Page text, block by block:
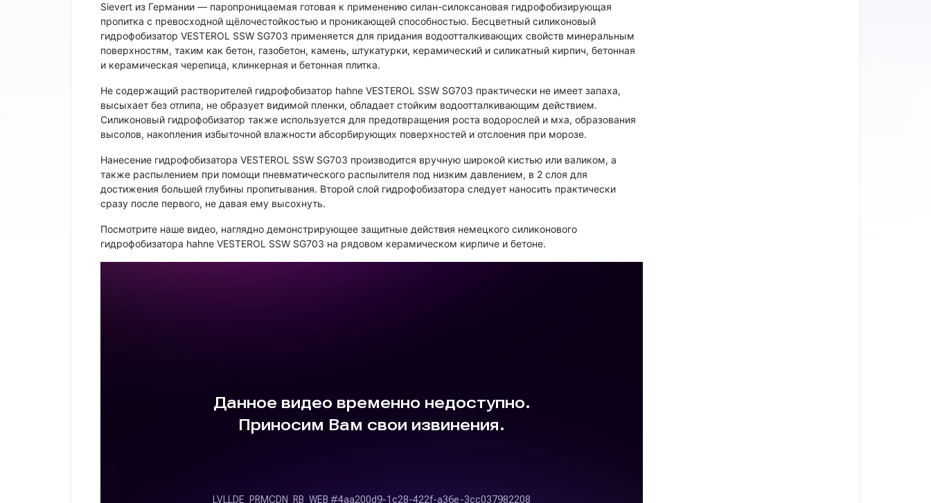
Sievert из Германии — паропроницаемая готовая к применению силан-силоксановая гидрофобизирующая
пропитка с превосходной щёлочестойкостью и проникающей способностью. Бесцветный силиконовый
гидрофобизатор VESTEROL SSW SG703 применяется для придания водоотталкивающих свойств минеральным
поверхностям, таким как бетон, газобетон, камень, штукатурки, керамический и силикатный кирпич, бетонная
и керамическая черепица, клинкерная и бетонная плитка.
Не содержащий растворителей гидрофобизатор hahne VESTEROL SSW SG703 практически не имеет запаха,
высыхает без отлипа, не образует видимой пленки, обладает стойким водоотталкивающим действием.
Силиконовый гидрофобизатор также используется для предотвращения роста водорослей и мха, образования
высолов, накопления избыточной влажности абсорбирующих поверхностей и отслоения при морозе.
Нанесение гидрофобизатора VESTEROL SSW SG703 производится вручную широкой кистью или валиком, а
также распылением при помощи пневматического распылителя под низким давлением, в 2 слоя для
достижения большей глубины пропитывания. Второй слой гидрофобизатора следует наносить практически
сразу после первого, не давая ему высохнуть.
Посмотрите наше видео, наглядно демонстрирующее защитные действия немецкого силиконового
гидрофобизатора hahne VESTEROL SSW SG703 на рядовом керамическом кирпиче и бетоне.